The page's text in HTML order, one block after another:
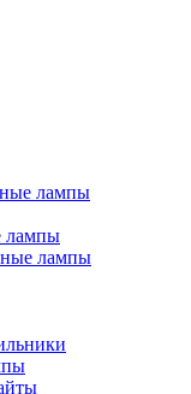
лампы
лампы
лампы